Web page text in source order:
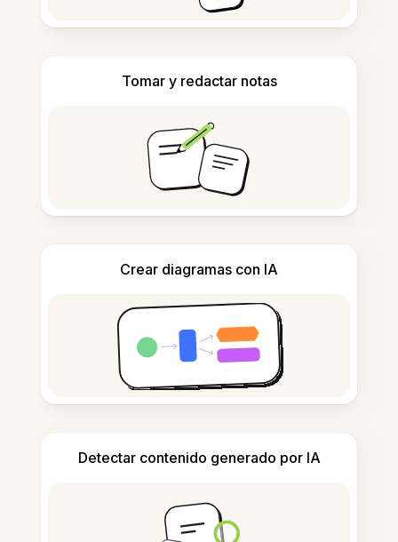
Tomar y redactar notas
Crear diagramas con IA
Detectar contenido generado por IA